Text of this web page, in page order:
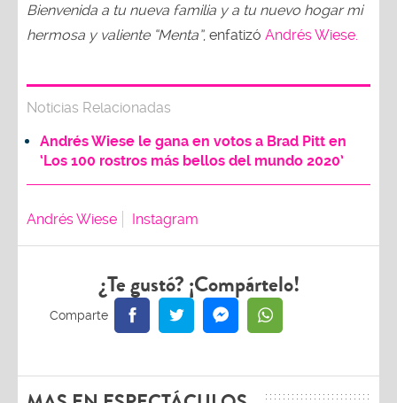
Bienvenida a tu nueva familia y a tu nuevo hogar mi
hermosa y valiente “Menta”, enfatizó Andrés Wiese.
Noticias Relacionadas
Andrés Wiese le gana en votos a Brad Pitt en
‘Los 100 rostros más bellos del mundo 2020’
Andrés Wiese Instagram
¿Te gustó? ¡Compártelo!